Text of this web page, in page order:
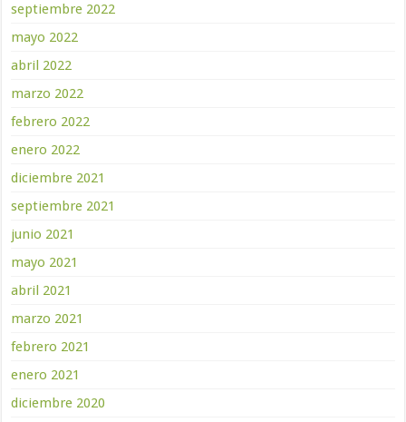
septiembre 2022
mayo 2022
abril 2022
marzo 2022
febrero 2022
enero 2022
diciembre 2021
septiembre 2021
junio 2021
mayo 2021
abril 2021
marzo 2021
febrero 2021
enero 2021
diciembre 2020